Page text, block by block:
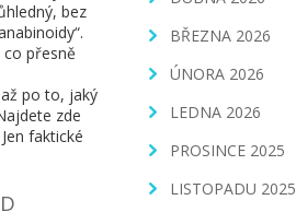
bez
přesně
po to, jaký
zde
faktické
BŘEZNA 2026
ÚNORA 2026
LEDNA 2026
PROSINCE 2025
LISTOPADU 2025